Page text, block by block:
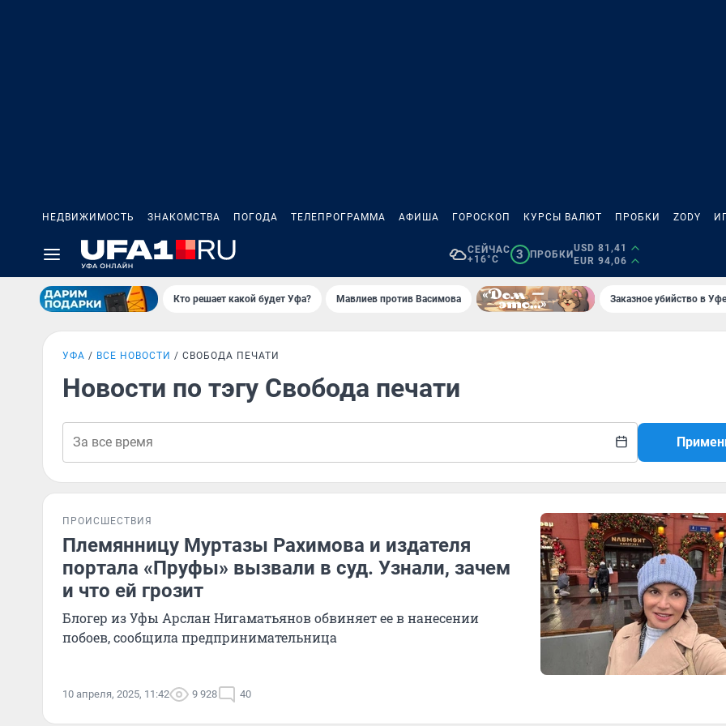
НЕДВИЖИМОСТЬ ЗНАКОМСТВА ПОГОДА ТЕЛЕПРОГРАММА АФИША ГОРОСКОП КУРСЫ ВАЛЮТ ПРОБКИ ZODY
СЕЙЧАС
+16°C
3 ПРОБКИ
USD 81,41
EUR 94,06
Кто решает какой будет Уфа? Мавлиев против Васимова Заказное убийство в
УФА ВСЕ НОВОСТИ СВОБОДА ПЕЧАТИ
Новости по тэгу Свобода печати
ПРОИСШЕСТВИЯ
Племянницу Муртазы Рахимова и издателя
портала «Пруфы» вызвали в суд. Узнали, зачем
и что ей грозит
Блогер из Уфы Арслан Нигаматьянов обвиняет ее в нанесении
побоев, сообщила предпринимательница
10 апреля, 2025, 11:42 9 928 40